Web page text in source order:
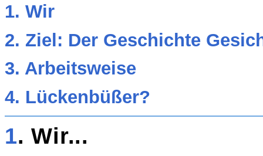
1. Wir
2. Ziel: Der Geschichte
3. Arbeitsweise
4. Lückenbüßer?
1. Wir...